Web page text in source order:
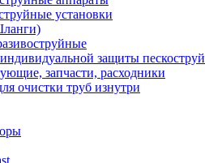
установки
защиты
запчасти, расходники
очистки труб изнутри